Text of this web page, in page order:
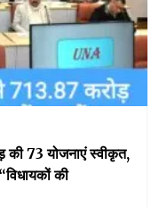
की 73 योजनाएं स्वीकृत,
की